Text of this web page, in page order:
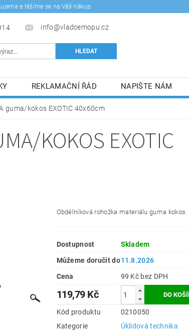
a těšíme se na Váš nákup.
info@vladcemopu.cz
REKLAMAČNÍ ŘÁD NAPIŠTE NÁM
ÚDAJŮ.
guma/kokos EXOTIC 40x60cm
KOKOS EXOTIC
Obdélníková rohožka materiálu guma kokos.
Dostupnost
Skladem
Můžeme doručit do11.8.2026
Cena
99 Kč bez DPH
119,79 Kč
Kód produktu
0210050
Kategorie
Úklidová technika